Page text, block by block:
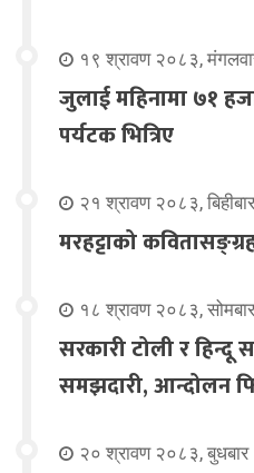
१९ श्रावण २०८३,
जुलाई महिनामा ७१
पर्यटक भित्रिए
२१ श्रावण २०८३, बिहीबार
मरहट्टाको
१८ श्रावण २०८३, सोमबार
सरकारी टोली र हिन्दू
समझदारी, आन्दोलन
२० श्रावण २०८३, बुधबार